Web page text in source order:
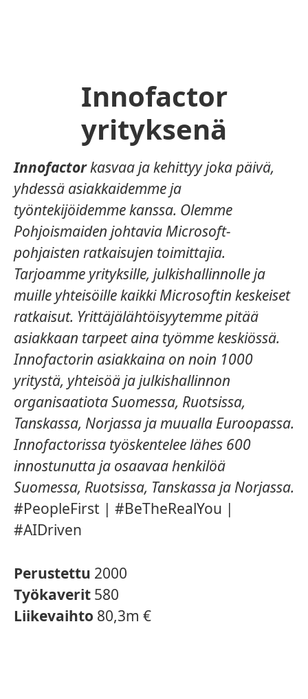
Innofactor
yrityksenä
Innofactorkasvaa ja kehittyy joka päivä,
yhdessä asiakkaidemme ja
työntekijöidemme kanssa. Olemme
Pohjoismaiden johtavia Microsoft-
pohjaisten ratkaisujen toimittajia.
Tarjoamme yrityksille, julkishallinnolle ja
muille yhteisöille kaikki Microsoftin keskeiset
ratkaisut. Yrittäjälähtöisyytemme pitää
asiakkaan tarpeet aina työmme keskiössä.
Innofactorin asiakkaina on noin 1000
yritystä, yhteisöä ja julkishallinnon
organisaatiota Suomessa, Ruotsissa,
Tanskassa, Norjassa ja muualla Euroopassa.
Innofactorissa työskentelee lähes 600
innostunutta ja osaavaa henkilöä
Suomessa, Ruotsissa, Tanskassa ja Norjassa.
#PeopleFirst | #BeTheRealYou |
#AIDriven
Perustettu 2000
Työkaverit 580
Liikevaihto 80,3m €